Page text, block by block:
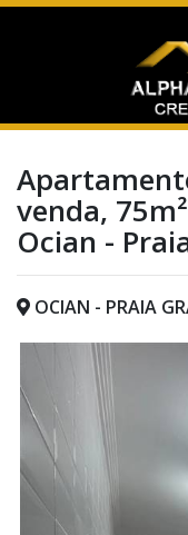
venda,
Ocian -
OCIAN - PRAIA